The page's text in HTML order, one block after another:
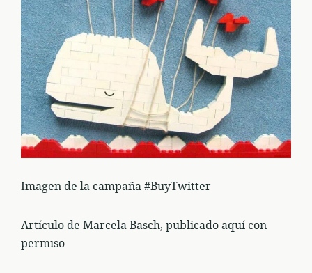
Imagen de la campaña #BuyTwitter
Artículo de Marcela Basch, publicado aquí con
permiso